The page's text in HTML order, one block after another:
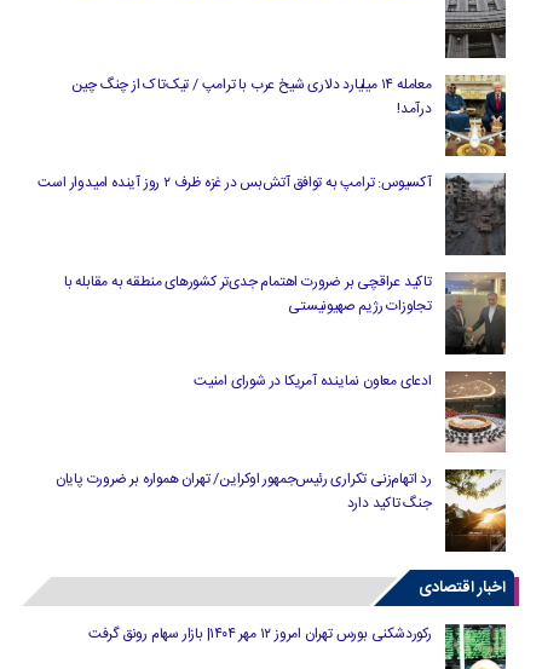
معامله ۱۴ میلیارد دلاری شیخ عرب با ترامپ / تیک‌تاک از چنگ چین
درآمد!
آکسیوس: ترامپ به توافق آتش‌بس در غزه ظرف ۲ روز آینده امیدوار است
تاکید عراقچی بر ضرورت اهتمام جدی‌تر کشورهای منطقه به مقابله با
تجاوزات رژیم صهیونیستی
ادعای معاون نماینده آمریکا در شورای امنیت
رد اتهام‌زنی تکراری رئیس‌جمهور اوکراین/ تهران همواره بر ضرورت پایان
جنگ تاکید دارد
اخبار اقتصادی
رکوردشکنی بورس تهران امروز ۱۲ مهر ۱۴۰۴| بازار سهام رونق گرفت